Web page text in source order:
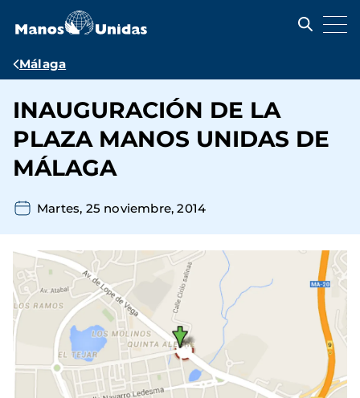
contenido
Ruta
navegación
Málaga
INAUGURACIÓN DE LA
PLAZA MANOS UNIDAS DE
MÁLAGA
Martes, 25 noviembre, 2014